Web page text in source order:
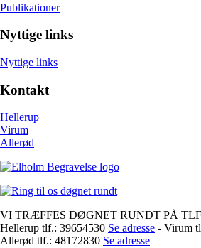
Publikationer
Nyttige links
Nyttige links
Kontakt
Hellerup
Virum
Allerød
VI TRÆFFES DØGNET RUNDT PÅ
Hellerup tlf.: 39654530 Se adresse - Virum
Allerød tlf.: 48172830 Se adresse